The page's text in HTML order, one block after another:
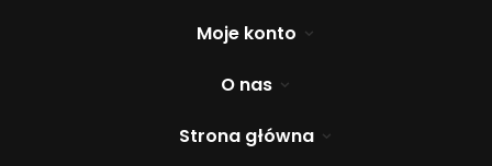
Moje konto
O nas
Strona główna